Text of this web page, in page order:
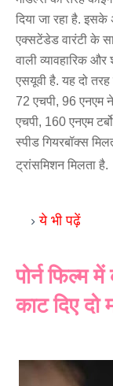
दिया जा रहा है.
एक्सटेंडेड वारंटी के
वाली व्यावहारिक
एसयूवी है. यह दो
72 एचपी, 96 एनएम
एचपी, 160 एनएम
स्पीड गियरबॉक्स
ट्रांसमिशन मिलता है.
ये भी पढ़ें
पोर्न फिल्‍म
काट दिए